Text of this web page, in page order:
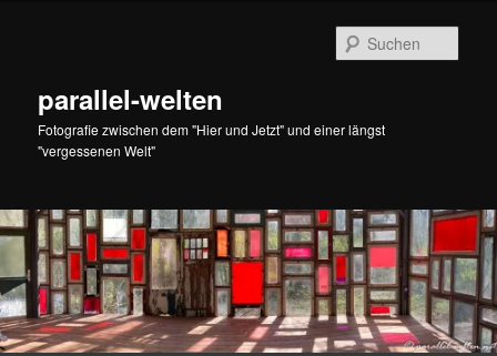
parallel-welten
Fotografie zwischen dem "Hier und Jetzt" und einer längst
"vergessenen Welt"